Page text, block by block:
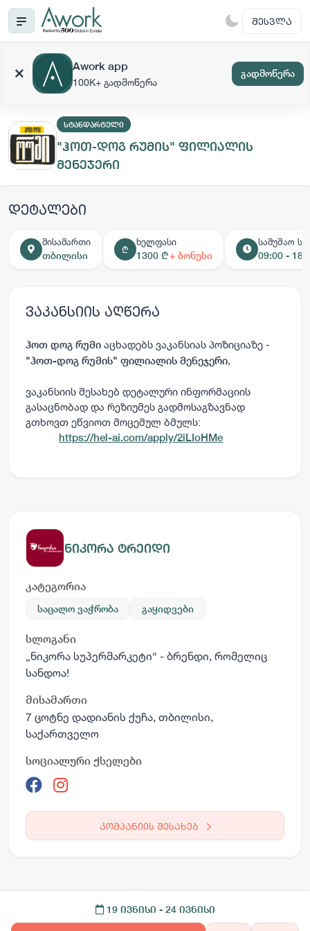
ᲨᲔᲡᲕᲚᲐ
Awork app
100K+ გადმოწერა
გადმოწერა
ᲡᲢᲐᲜᲓᲐᲠᲢᲣᲚᲘ
"ჰოთ-დოგ რუმის" ფილიალის
მენეჯერი
დეტალები
მისამართი
თბილისი
₾
ხელფასი
1300 ₾+ ბონუსი
სამუშაო
09:00 -
ვაკანსიის აღწერა
ჰოთ დოგ რუმი აცხადებს ვაკანსიას პოზიციაზე -
"ჰოთ-დოგ რუმის" ფილიალის მენეჯერი,
ვაკანსიის შესახებ დეტალური ინფორმაციის
გასაცნობად და რეზიუმეს გადმოსაგზავნად
გთხოვთ ეწვიოთ მოცემულ ბმულს:
https://hel-ai.com/apply/2iLIoHMe
ნიკორა ტრეიდი
კატეგორია
საცალო ვაჭრობა გაყიდვები
სლოგანი
„ნიკორა სუპერმარკეტი“ - ბრენდი, რომელიც
სანდოა!
მისამართი
7 ცოტნე დადიანის ქუჩა, თბილისი,
საქართველო
სოციალური ქსელები
კომპანიის შესახებ
19 ივნისი - 24 ივნისი